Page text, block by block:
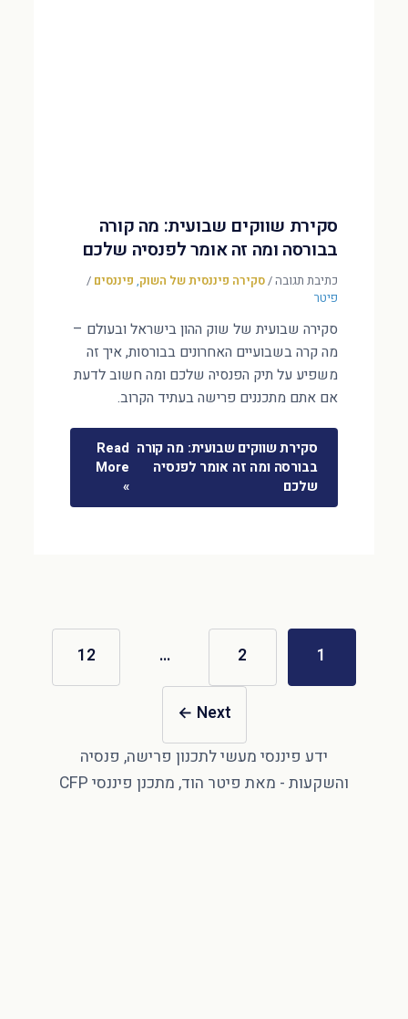
סקירת שווקים שבועית: מה קורה
בבורסה ומה זה אומר לפנסיה שלכם
כתיבת תגובה/סקירה פיננסית של השוק, פיננסים /
פיטר
סקירה שבועית של שוק ההון בישראל ובעולם –
מה קרה בשבועיים האחרונים בבורסות, איך זה
משפיע על תיק הפנסיה שלכם ומה חשוב לדעת
אם אתם מתכננים פרישה בעתיד הקרוב.
סקירת שווקים שבועית: מה קורה
בבורסה ומה זה אומר לפנסיה
שלכם
Read
More
»
1
2
…
12
Next
←